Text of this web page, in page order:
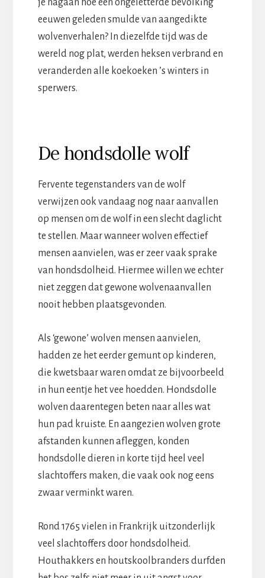
je nagaan hoe een ongeletterde bevolking
eeuwen geleden smulde van aangedikte
wolvenverhalen? In diezelfde tijd was de
wereld nog plat, werden heksen verbrand en
veranderden alle koekoeken ’s winters in
sperwers.
De hondsdolle wolf
Fervente tegenstanders van de wolf
verwijzen ook vandaag nog naar aanvallen
op mensen om de wolf in een slecht daglicht
te stellen. Maar wanneer wolven effectief
mensen aanvielen, was er zeer vaak sprake
van hondsdolheid. Hiermee willen we echter
niet zeggen dat gewone wolvenaanvallen
nooit hebben plaatsgevonden.
Als ‘gewone’ wolven mensen aanvielen,
hadden ze het eerder gemunt op kinderen,
die kwetsbaar waren omdat ze bijvoorbeeld
in hun eentje het vee hoedden. Hondsdolle
wolven daarentegen beten naar alles wat
hun pad kruiste. En aangezien wolven grote
afstanden kunnen afleggen, konden
hondsdolle dieren in korte tijd heel veel
slachtoffers maken, die vaak ook nog eens
zwaar verminkt waren.
Rond 1765 vielen in Frankrijk uitzonderlijk
veel slachtoffers door hondsdolheid.
Houthakkers en houtskoolbranders durfden